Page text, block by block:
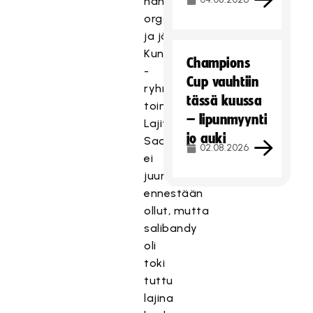
organisoimaan
ja järjestämään
Kuntosäbä
-
ryhmän
toimintaa.
Lajitaustaa
Saaralla
ei
juurikaan
ennestään
ollut, mutta
salibandy
oli
toki
tuttu
lajina
Champions
Cup vauhtiin
tässä kuussa
– lipunmyynti
jo auki
02.08.2026